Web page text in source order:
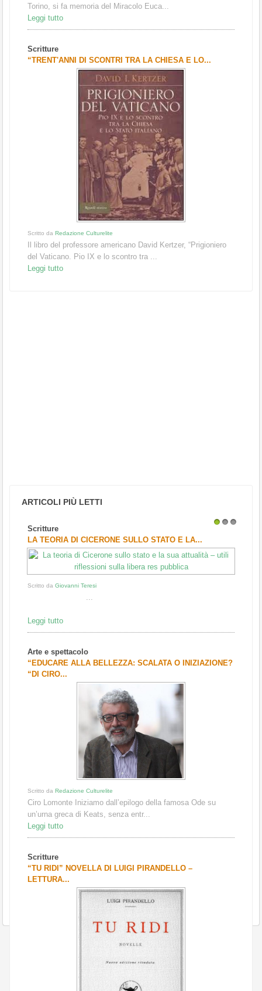
Torino, si fa memoria del Miracolo Euca...
Leggi tutto
Scritture
“TRENT'ANNI DI SCONTRI TRA LA CHIESA E LO...
Scritto da Redazione Culturelite
Il libro del professore americano David Kertzer, “Prigioniero
del Vaticano. Pio IX e lo scontro tra ...
Leggi tutto
ARTICOLI PIÙ LETTI
Scritture
LA TEORIA DI CICERONE SULLO STATO E LA...
Scritto da Giovanni Teresi
Leggi tutto
Arte e spettacolo
“EDUCARE ALLA BELLEZZA: SCALATA O INIZIAZIONE?
“DI CIRO...
Scritto da Redazione Culturelite
Ciro Lomonte Iniziamo dall’epilogo della famosa Ode su
un’urna greca di Keats, senza entr...
Leggi tutto
Scritture
“TU RIDI” NOVELLA DI LUIGI PIRANDELLO –
LETTURA...